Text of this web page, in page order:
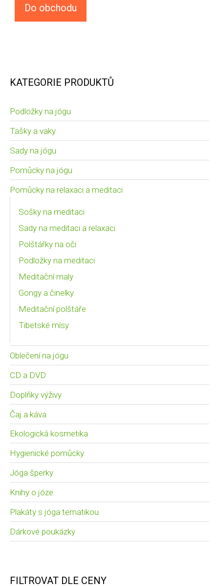
Do obchodu
KATEGORIE PRODUKTŮ
Podložky na jógu
Tašky a vaky
Sady na jógu
Pomůcky na jógu
Pomůcky na relaxaci a meditaci
Sošky na meditaci
Sady na meditaci a relaxaci
Polštářky na oči
Podložky na meditaci
Meditační maly
Gongy a činelky
Meditační polštáře
Tibetské mísy
Oblečení na jógu
CD a DVD
Doplňky výživy
Čaj a káva
Ekologická kosmetika
Hygienické pomůcky
Jóga šperky
Knihy o józe
Plakáty s jóga tematikou
Dárkové poukázky
FILTROVAT DLE CENY